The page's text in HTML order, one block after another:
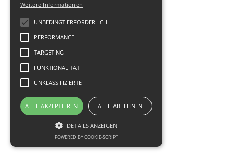
Weitere Informationen
UNBEDINGT ERFORDERLICH
PERFORMANCE
TARGETING
FUNKTIONALITÄT
UNKLASSIFIZIERTE
ALLE AKZEPTIEREN ALLE ABLEHNEN
DETAILS ANZEIGEN
POWERED BY COOKIE-SCRIPT